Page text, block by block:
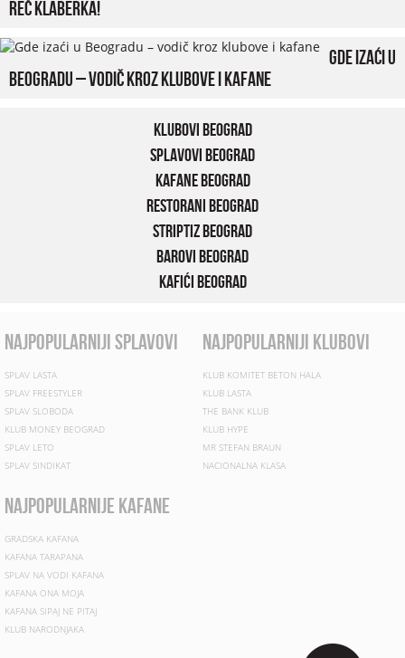
reč klaberka!
Gde izaći u
Beogradu – vodič kroz klubove i kafane
Klubovi Beograd
Splavovi Beograd
Kafane Beograd
Restorani Beograd
Striptiz Beograd
Barovi Beograd
Kafići Beograd
najpopularniji splavovi
SPLAV LASTA
SPLAV FREESTYLER
SPLAV SLOBODA
KLUB MONEY BEOGRAD
SPLAV LETO
SPLAV SINDIKAT
najpopularniji klubovi
KLUB KOMITET BETON HALA
KLUB LASTA
THE BANK KLUB
KLUB HYPE
MR STEFAN BRAUN
NACIONALNA KLASA
najpopularnije kafane
GRADSKA KAFANA
KAFANA TARAPANA
SPLAV NA VODI KAFANA
KAFANA ONA MOJA
KAFANA SIPAJ NE PITAJ
KLUB NARODNJAKA